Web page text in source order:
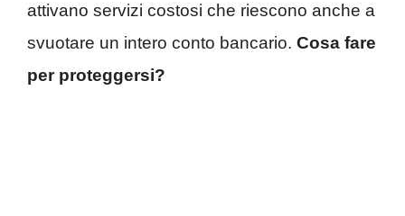
attivano servizi costosi che riescono anche a
svuotare un intero conto bancario. Cosa fare
per proteggersi?